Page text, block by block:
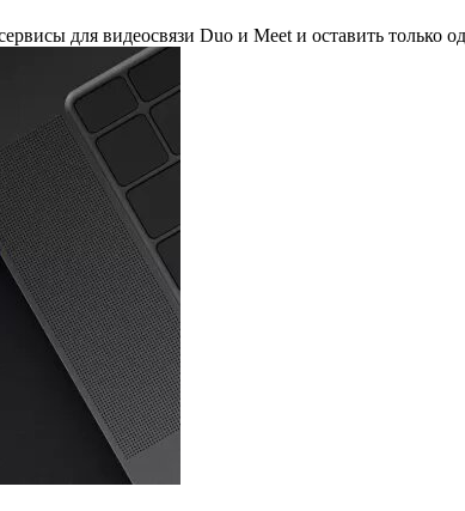
для видеосвязи Duo и Meet и оставить только